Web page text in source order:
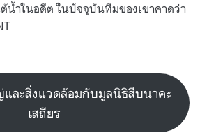
ต้น้ำในอดีต ในปัจจุบันทีมของเขาคาดว่า
ละสิ่งแวดล้อมกับมูลนิธิสืบนาคะ
เสถียร